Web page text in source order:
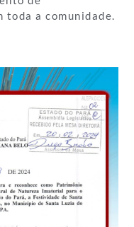
toda a comunidade.